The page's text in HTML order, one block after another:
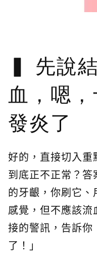
先說
血，嗯
發炎了
好的，直接切入重
到底正不正常？
的牙齦，你刷它
感覺，但不應該
接的警訊，告訴
了！」